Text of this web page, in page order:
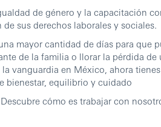
de género y la capacitación
sus derechos laborales y sociales.
mayor cantidad de días para que
de la familia o llorar la pérdida de
vanguardia en México, ahora
bienestar, equilibrio y cuidado
cómo es trabajar con